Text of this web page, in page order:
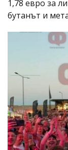
1,78 евро за
бутанът и